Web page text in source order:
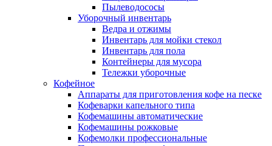
Пылеводососы
Уборочный инвентарь
Ведра и отжимы
Инвентарь для мойки стекол
Инвентарь для пола
Контейнеры для мусора
Тележки уборочные
Кофейное
Аппараты для приготовления кофе на песке
Кофеварки капельного типа
Кофемашины автоматические
Кофемашины рожковые
Кофемолки профессиональные